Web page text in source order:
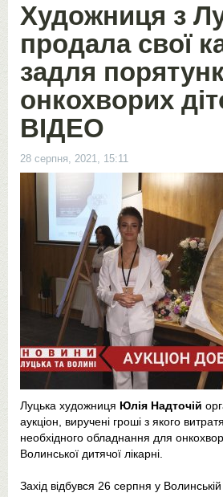
Художниця з
продала свої
задля
онкохворих
ВІДЕО
28 серпня, 2021, 15:11
Луцька художниця Юлія Надточій
аукціон, виручені гроші з якого
необхідного обладнання для
Волинської дитячої лікарні.
Захід відбувся 26 серпня у